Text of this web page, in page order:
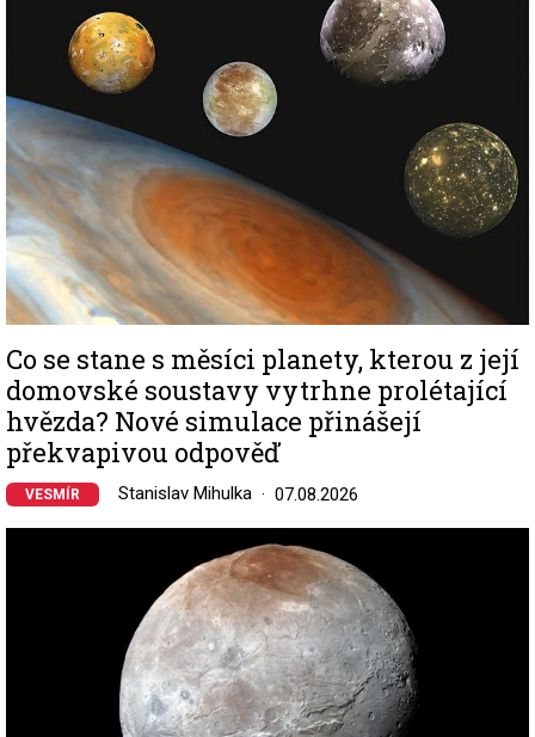
Co se stane s měsíci planety, kterou z její
domovské soustavy vytrhne prolétající
hvězda? Nové simulace přinášejí
překvapivou odpověď
VESMÍR Stanislav Mihulka 07.08.2026